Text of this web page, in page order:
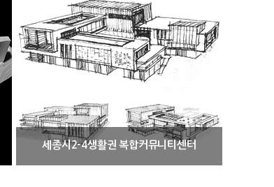
세종시2-4생활권 복합커뮤니티센터